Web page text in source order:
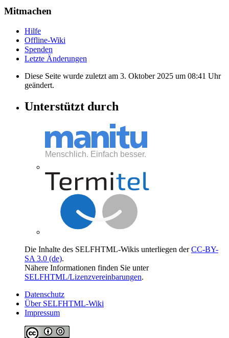
Mitmachen
Hilfe
Offline-Wiki
Spenden
Letzte Änderungen
Diese Seite wurde zuletzt am 3. Oktober 2025 um 08:41 Uhr
geändert.
Unterstützt durch
Die Inhalte des SELFHTML-Wikis unterliegen derCC-BY-
SA 3.0 (de).
Nähere Informationen finden Sie unter
SELFHTML/Lizenzvereinbarungen.
Datenschutz
Über SELFHTML-Wiki
Impressum